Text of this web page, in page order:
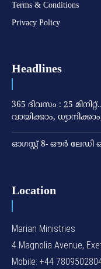
Terms & Conditions
Privacy Policy
Headlines
365 ദിവസം : 25
വായിക്കാം,
ഓഗസ്റ്റ് 8- ഔര്‍
Location
Marian Ministries
4 Magnolia Avenue,
Mobile: +44